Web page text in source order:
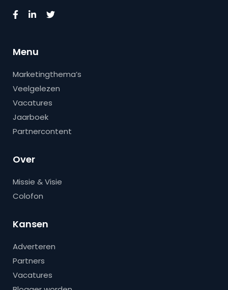
Menu
Marketingthema’s
Veelgelezen
Vacatures
Jaarboek
Partnercontent
Over
Missie & Visie
Colofon
Kansen
Adverteren
Partners
Vacatures